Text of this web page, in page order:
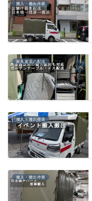
搬入・搬出作業
家具家電の配送
搬入・搬出作業
搬入・搬出作業